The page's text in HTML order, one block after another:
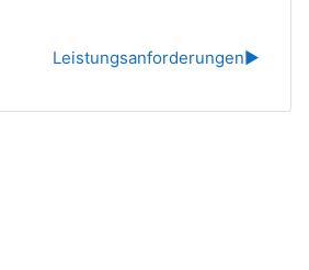
▶︎
Leistungsanforderungen